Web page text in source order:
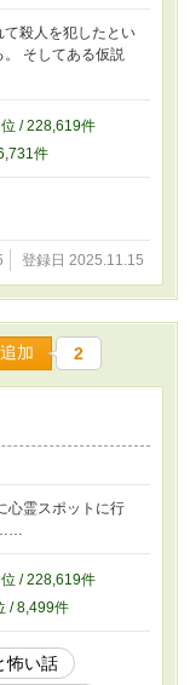
殺人を犯したとい
そしてある仮説
位 / 228,619件
件
登録日 2025.11.15
加 2
心霊スポットに行
位 / 228,619件
/ 8,499件
怖い話